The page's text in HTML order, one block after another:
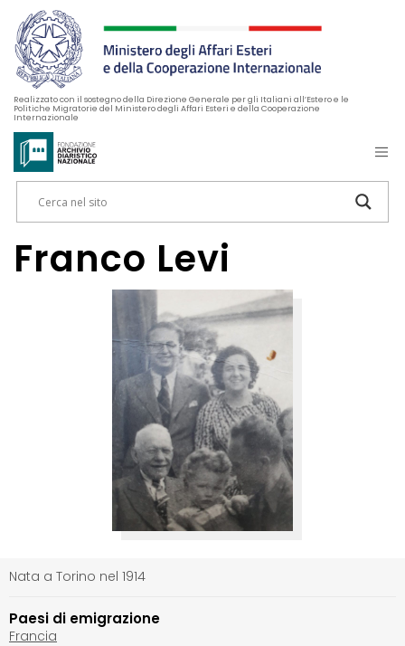
Realizzato con il sostegno della Direzione Generale per gli Italiani all’Estero e le
Politiche Migratorie del Ministero degli Affari Esteri e della Cooperazione
Internazionale
Franco Levi
Nata a Torino nel 1914
Paesi di emigrazione
Francia